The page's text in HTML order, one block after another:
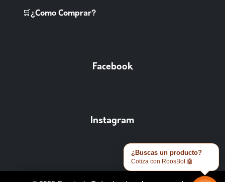
🛒¿Como Comprar?
Facebook
Instagram
¿Buscas un producto?
Cotiza con RoosBot 🤖